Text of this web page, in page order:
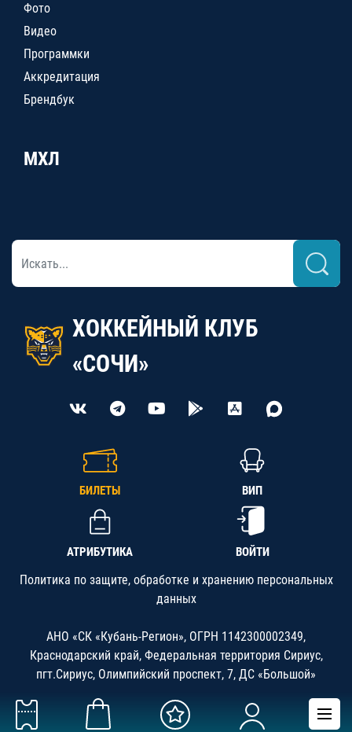
Фото
Видео
Программки
Аккредитация
Брендбук
МХЛ
ХОККЕЙНЫЙ КЛУБ
«СОЧИ»
БИЛЕТЫ ВИП
АТРИБУТИКА ВОЙТИ
Политика по защите, обработке и хранению персональных
данных
АНО «СК «Кубань-Регион», ОГРН 1142300002349,
Краснодарский край, Федеральная территория Сириус,
пгт.Сириус, Олимпийский проспект, 7, ДС «Большой»